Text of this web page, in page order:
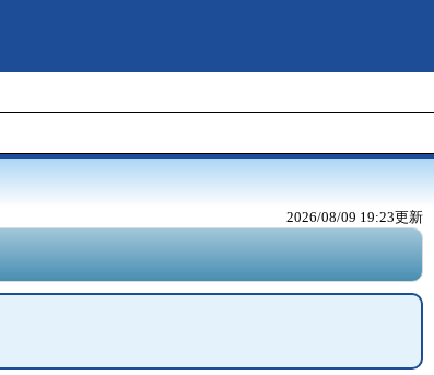
2026/08/09 19:23更新